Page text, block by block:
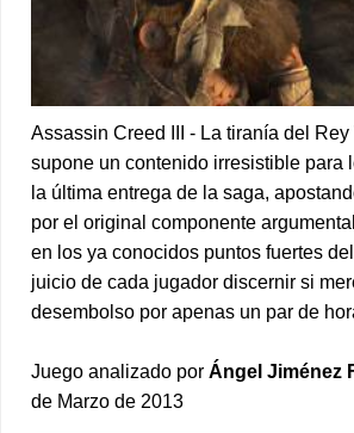
Assassin Creed III - La tiranía del Rey
supone un contenido irresistible para
la última entrega de la saga,
por el original componente
en los ya conocidos puntos fuertes
juicio de cada jugador discernir si
desembolso por apenas un par de
Juego analizado por Ángel Jiménez
de Marzo de 2013